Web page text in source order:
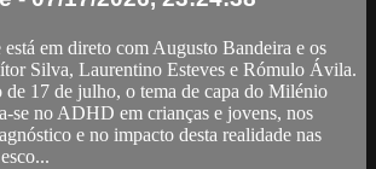
em direto com Augusto Bandeira e os
Silva, Laurentino Esteves e Rómulo Ávila.
de 17 de julho, o tema de capa do Milénio
se no ADHD em crianças e jovens, nos
e no impacto desta realidade nas